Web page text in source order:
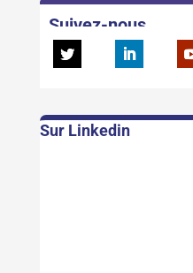
Suivez-nous
Sur Linkedin